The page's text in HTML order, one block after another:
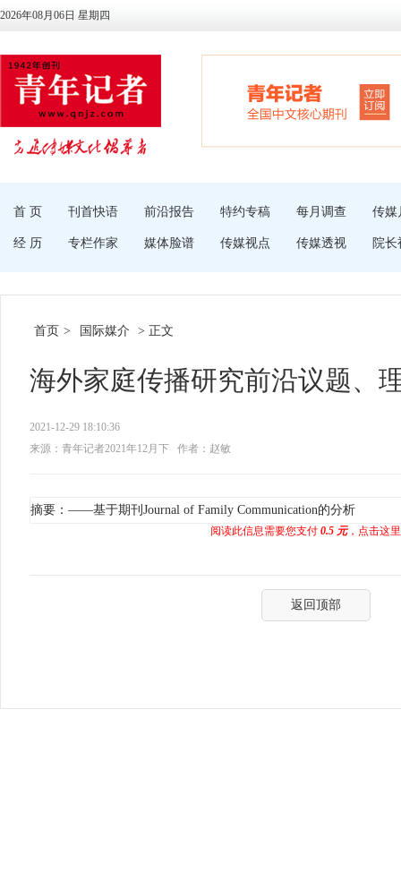
2026年08月06日 星期四
首 页 刊首快语 前沿报告 特约专稿 每月调查 传媒
经 历 专栏作家 媒体脸谱 传媒视点 传媒透视 院长
首页 > 国际媒介 > 正文
海外家庭传播研究前沿议题、
2021-12-29 18:10:36
来源：青年记者2021年12月下
作者：赵敏
摘要：——基于期刊Journal of Family Communication的分析
阅读此信息需要您支付 0.5 元，点击这
返回顶部